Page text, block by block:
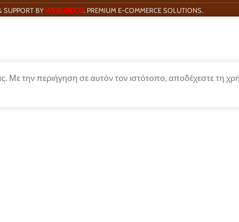
SUPPORT BYWEBGRECO. PREMIUM E-COMMERCE SOLUTIONS.
Με την περιήγηση σε αυτόν τον ιστότοπο, αποδέχεστε τη